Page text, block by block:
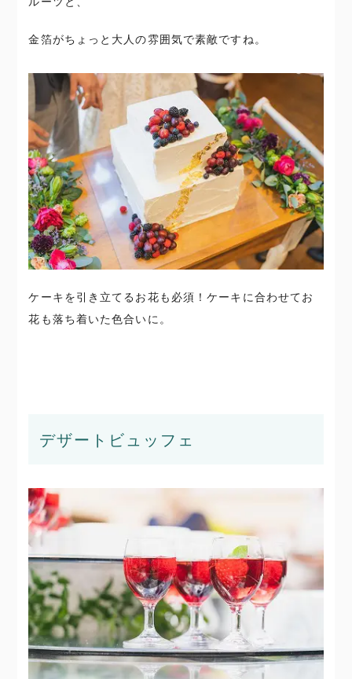
金箔がちょっと大人の雰囲気で素敵ですね。
ケーキを引き立てるお花も必須！ケーキに合わせてお
花も落ち着いた色合いに。
デザートビュッフェ